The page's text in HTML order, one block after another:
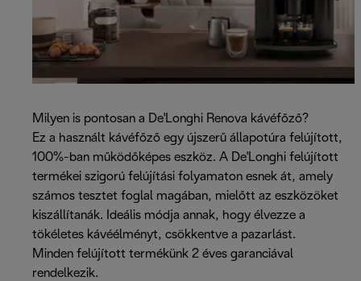
Milyen is pontosan a De'Longhi Renova kávéfőző?
Ez a használt kávéfőző egy újszerű állapotúra felújított,
100%-ban működőképes eszköz. A De'Longhi felújított
termékei szigorú felújítási folyamaton esnek át, amely
számos tesztet foglal magában, mielőtt az eszközöket
kiszállítanák. Ideális módja annak, hogy élvezze a
tökéletes kávéélményt, csökkentve a pazarlást.
Minden felújított termékünk 2 éves garanciával
rendelkezik.